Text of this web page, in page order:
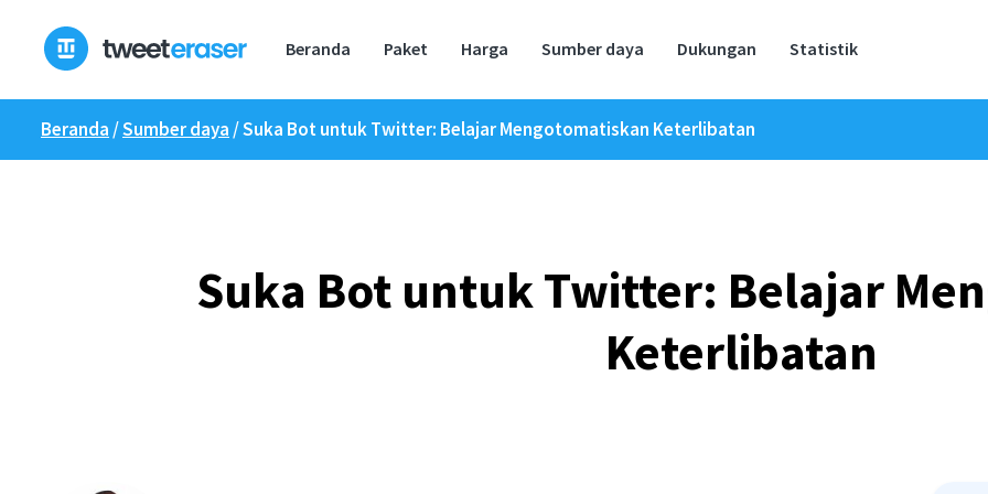
konten
Beranda Paket Harga Sumber daya Dukungan Statistik
Beranda /Sumber daya /Suka Bot untuk Twitter: Belajar Mengotomatiskan Keterlibatan
Suka Bot untuk Twitter: Belajar
Keterlibatan